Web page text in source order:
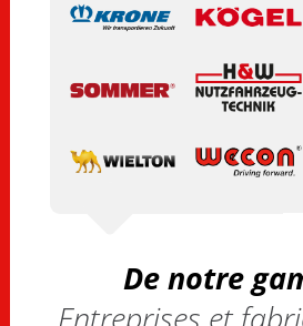
De notre
Entreprises et